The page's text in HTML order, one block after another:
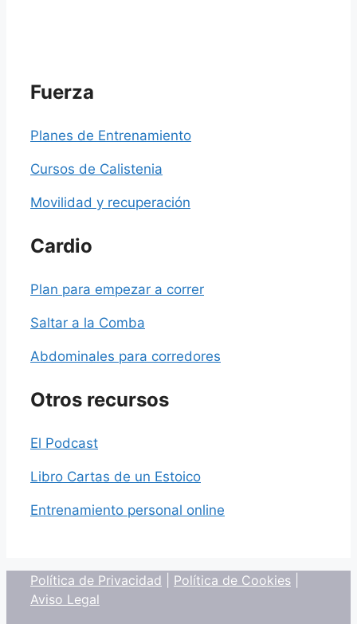
Fuerza
Planes de Entrenamiento
Cursos de Calistenia
Movilidad y recuperación
Cardio
Plan para empezar a correr
Saltar a la Comba
Abdominales para corredores
Otros recursos
El Podcast
Libro Cartas de un Estoico
Entrenamiento personal online
Política de Privacidad Política de Cookies
Aviso Legal